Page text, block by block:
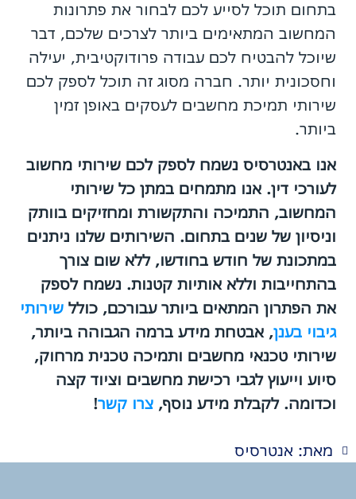
בתחום תוכל לסייע לכם לבחור את פתרונות
המחשוב המתאימים ביותר לצרכים שלכם, דבר
שיוכל להבטיח לכם עבודה פרודוקטיבית, יעילה
וחסכונית יותר. חברה מסוג זה תוכל לספק לכם
שירותי תמיכת מחשבים לעסקים באופן זמין
ביותר.
אנו באנטרסיס נשמח לספק לכם שירותי מחשוב
לעורכי דין. אנו מתמחים במתן כל שירותי
המחשוב, התמיכה והתקשורת ומחזיקים בוותק
וניסיון של שנים בתחום. השירותים שלנו ניתנים
במתכונת של חודש בחודשו, ללא שום צורך
בהתחייבות וללא אותיות קטנות. נשמח לספק
את הפתרון המתאים ביותר עבורכם, כולל שירותי
גיבוי בענן, אבטחת מידע ברמה הגבוהה ביותר,
שירותי טכנאי מחשבים ותמיכה טכנית מרחוק,
סיוע וייעוץ לגבי רכישת מחשבים וציוד קצה
וכדומה. לקבלת מידע נוסף, צרו קשר!
מאת: אנטרסיס